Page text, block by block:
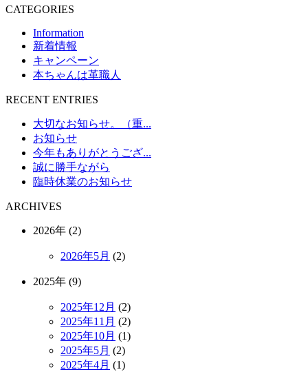
CATEGORIES
Information
新着情報
キャンペーン
本ちゃんは革職人
RECENT ENTRIES
大切なお知らせ。（重...
お知らせ
今年もありがとうござ...
誠に勝手ながら
臨時休業のお知らせ
ARCHIVES
2026年 (2)
2026年5月 (2)
2025年 (9)
2025年12月 (2)
2025年11月 (2)
2025年10月 (1)
2025年5月 (2)
2025年4月 (1)